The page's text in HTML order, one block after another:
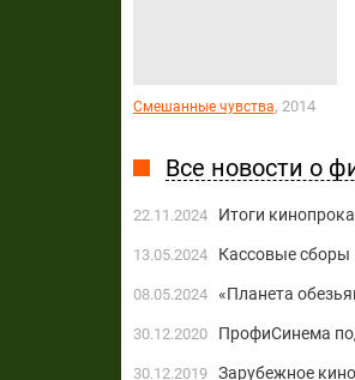
Смешанные чувства, 2014
Все новости о
22.11.2024 Итоги
13.05.2024 Кассовые сборы
08.05.2024 «Планета
30.12.2020 ПрофиСинема
30.12.2019 Зарубежное